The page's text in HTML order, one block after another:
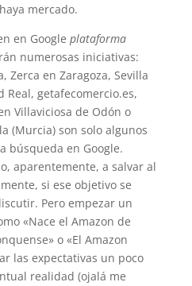
mercado.
en Google plataforma
numerosas iniciativas:
Zerca en Zaragoza, Sevilla
Real, getafecomercio.es,
Villaviciosa de Odón o
(Murcia) son solo algunos
búsqueda en Google.
aparentemente, a salvar al
si ese objetivo se
Pero empezar un
«Nace el Amazon de
o «El Amazon
las expectativas un poco
realidad (ojalá me